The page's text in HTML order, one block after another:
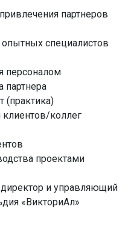
партнеров
специалистов
персоналом
партнера
коллег
проектами
и управляющий
«ВикториАл»